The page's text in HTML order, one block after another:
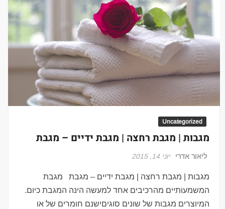
Uncategorized
מגבות | מגבת רחצה | מגבת ידיים – מגבת
ליאור אדרי יוני 14, 2015
מגבות | מגבת רחצה | מגבת ידיים – מגבת מגבת
המשמעותיים מהרכיבים אחד למעשה הינה המגבת כיום.
המיוצרים מגבות של שונים סוגיםישנם חומרים של או